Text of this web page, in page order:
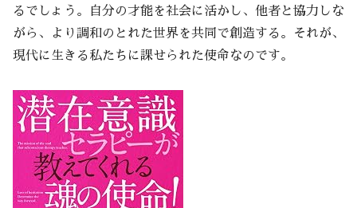
るでしょう。自分の才能を社会に活かし、他者と協力しな
がら、より調和のとれた世界を共同で創造する。それが、
現代に生きる私たちに課せられた使命なのです。